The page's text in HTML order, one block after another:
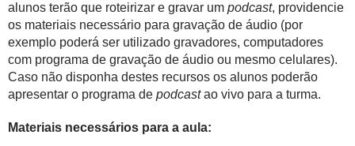
alunos terão que roteirizar e gravar um podcast, providencie
os materiais necessário para gravação de áudio (por
exemplo poderá ser utilizado gravadores, computadores
com programa de gravação de áudio ou mesmo celulares).
Caso não disponha destes recursos os alunos poderão
apresentar o programa de podcastao vivo para a turma.
Materiais necessários para a aula: